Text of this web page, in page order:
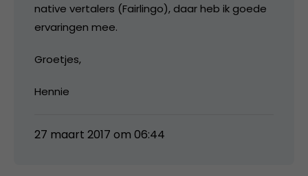
native vertalers (Fairlingo), daar heb ik goede
ervaringen mee.
Groetjes,
Hennie
27 maart 2017 om 06:44